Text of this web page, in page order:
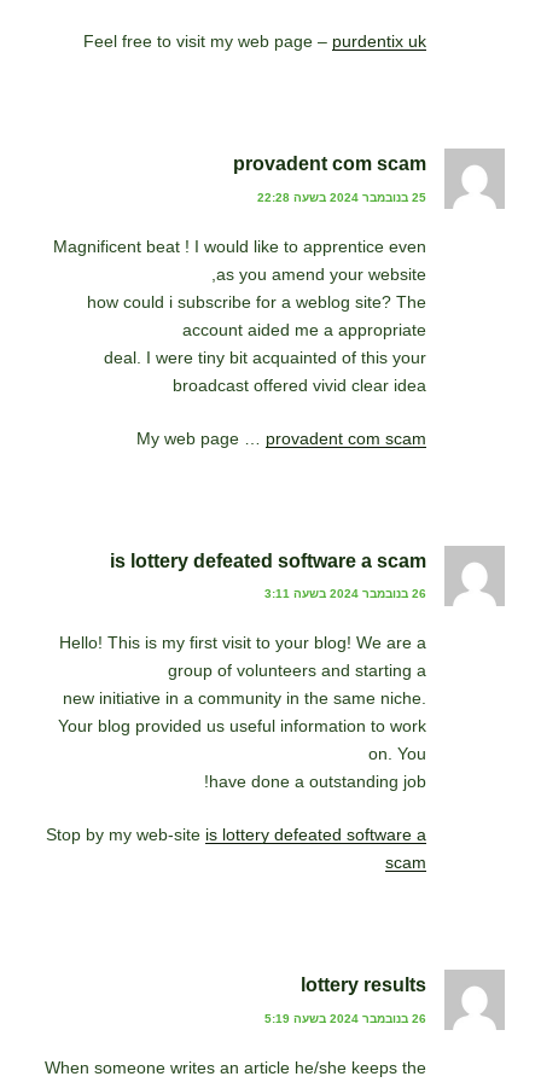
Feel free to visit my web page – purdentix uk
provadent com scam
25 בנובמבר 2024 בשעה 22:28
Magnificent beat ! I would like to apprentice even
as you amend your website,
how could i subscribe for a weblog site? The
account aided me a appropriate
deal. I were tiny bit acquainted of this your
broadcast offered vivid clear idea
My web page … provadent com scam
is lottery defeated software a scam
26 בנובמבר 2024 בשעה 3:11
Hello! This is my first visit to your blog! We are a
group of volunteers and starting a
new initiative in a community in the same niche.
Your blog provided us useful information to work
on. You
have done a outstanding job!
Stop by my web-site is lottery defeated software a
scam
lottery results
26 בנובמבר 2024 בשעה 5:19
When someone writes an article he/she keeps the